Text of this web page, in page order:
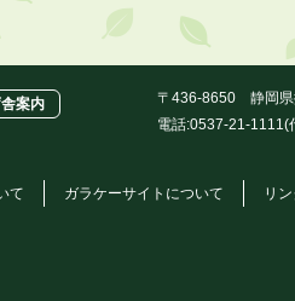
案内
〒436-8650 静岡県
電話:0537-21-1111(
て ガラケーサイトについて リ